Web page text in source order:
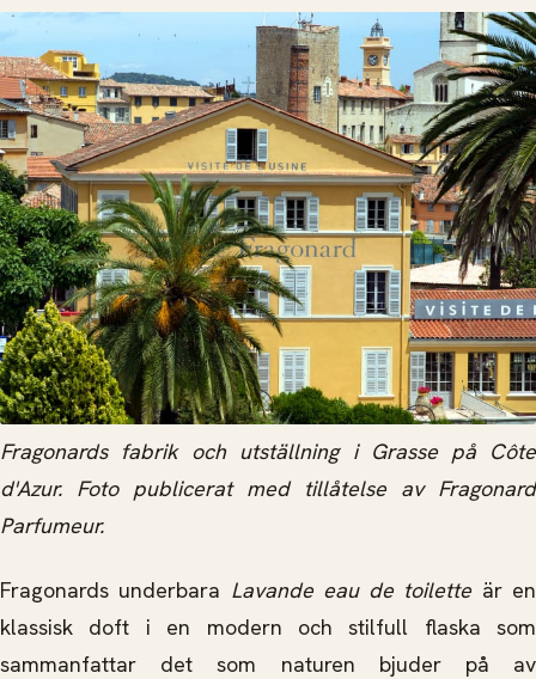
Fragonards fabrik och utställning i Grasse på Côte
d'Azur. Foto publicerat med tillåtelse av Fragonard
Parfumeur.
Fragonards underbara Lavande eau de toilette är en
klassisk doft i en modern och stilfull flaska som
sammanfattar det som naturen bjuder på av